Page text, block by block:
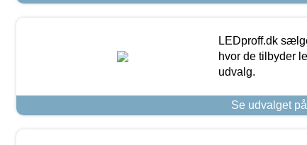
LEDproff.dk
hvor de tilbyder
udvalg.
Se udvalget